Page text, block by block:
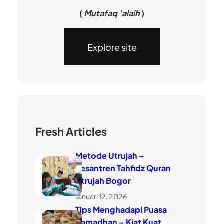
(Mutafaq ‘alaih)
Explore site
Fresh Articles
Metode Utrujah –
Pesantren Tahfidz Quran
Utrujah Bogor
Januari 12, 2026
Tips Menghadapi Puasa